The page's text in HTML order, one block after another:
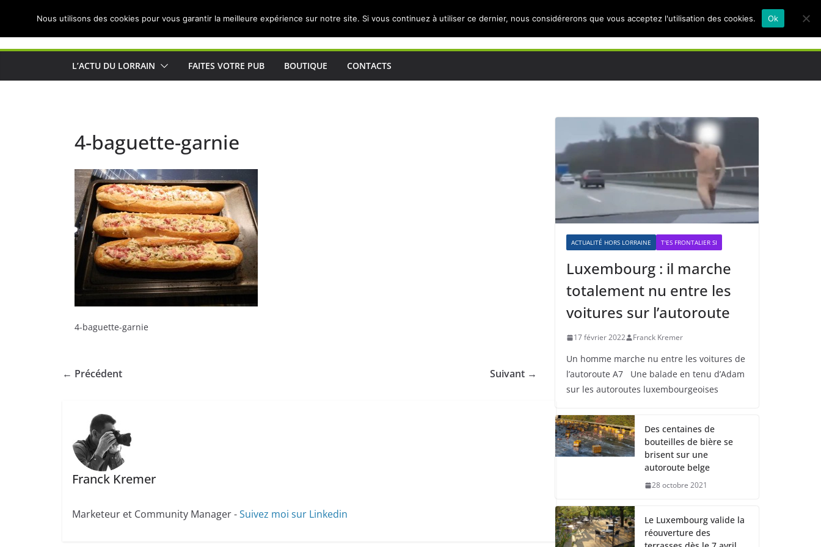
Actualités de Lorraine pour les Lorrains
L’ACTU DU LORRAIN FAITES VOTRE PUB BOUTIQUE CONTACTS
4-baguette-garnie
4-baguette-garnie
← Précédent Suivant →
Franck Kremer
Marketeur et Community Manager -Suivez moi sur Linkedin
ACTUALITÉ HORS LORRAINE T'ES FRONTALIER SI
Luxembourg : il marche
totalement nu entre les
voitures sur l’autoroute
17 février 2022 Franck Kremer
Un homme marche nu entre les voitures de
l’autoroute A7 Une balade en tenu d’Adam
sur les autoroutes luxembourgeoises
Des centaines de
bouteilles de bière se
brisent sur une
autoroute belge
28 octobre 2021
Le Luxembourg valide la
réouverture des
Nous utilisons des cookies pour vous garantir la meilleure expérience sur notre site. Si vous continuez à utiliser ce dernier, nous considérerons que vous acceptez l'utilisation des cookies. Ok